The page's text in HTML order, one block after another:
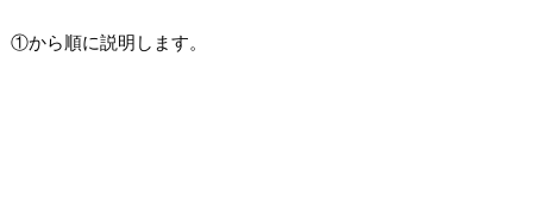
①から順に説明します。